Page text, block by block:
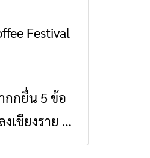
ร่ และน่าน
กศิลปินชื่อ
ข่าวเชียงราย
Festival
ข่าวเชียงราย
กกยื่น 5 ข้อ
เชียงราย แก้
น้ำ